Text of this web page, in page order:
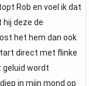
Rob en voel ik dat
hij deze de
het hem dan ook
direct met flinke
geluid wordt
in mijn mond op